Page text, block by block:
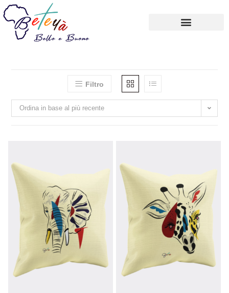
Filtro
Ordina in base al più recente